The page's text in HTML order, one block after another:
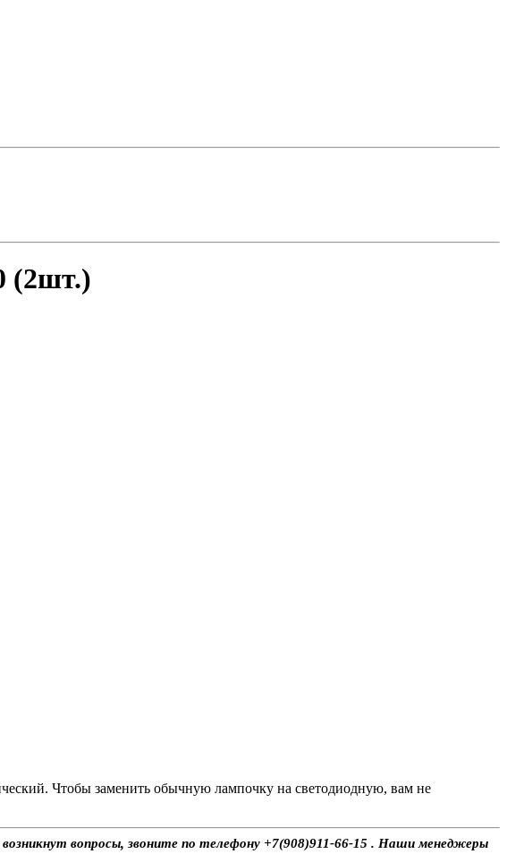
(2шт.)
Чтобы заменить обычную лампочку на светодиодную, вам не
вопросы, звоните по телефону +7(908)911-66-15 . Наши менеджеры